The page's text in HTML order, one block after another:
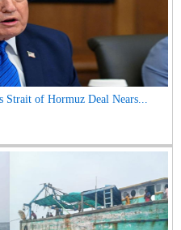
Strait of Hormuz Deal Nears...